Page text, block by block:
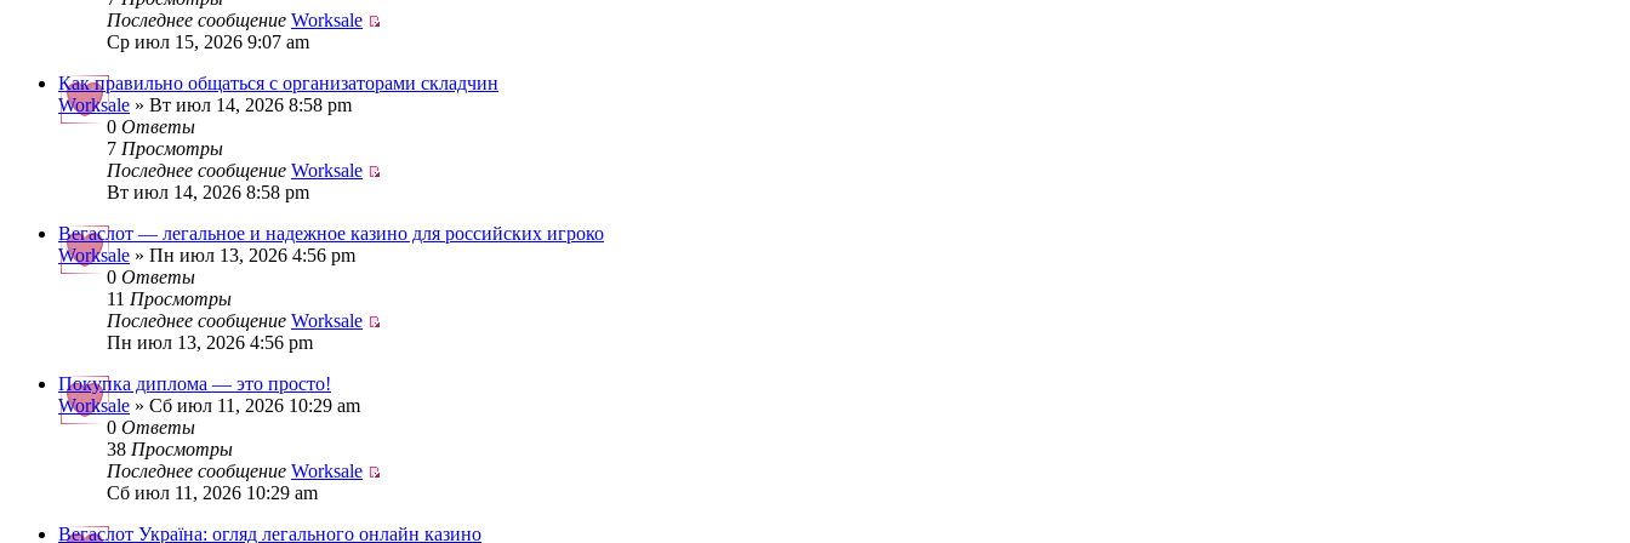
Последнее сообщение Worksale
Ср июл 15, 2026 9:07 am
Как правильно общаться с организаторами складчин
Worksale » Вт июл 14, 2026 8:58 pm
0 Ответы
7 Просмотры
Последнее сообщение Worksale
Вт июл 14, 2026 8:58 pm
Вегаслот — легальное и надежное казино для российских игроко
Worksale » Пн июл 13, 2026 4:56 pm
0 Ответы
11 Просмотры
Последнее сообщение Worksale
Пн июл 13, 2026 4:56 pm
Покупка диплома — это просто!
Worksale » Сб июл 11, 2026 10:29 am
0 Ответы
38 Просмотры
Последнее сообщение Worksale
Сб июл 11, 2026 10:29 am
Вегаслот Україна: огляд легального онлайн казино